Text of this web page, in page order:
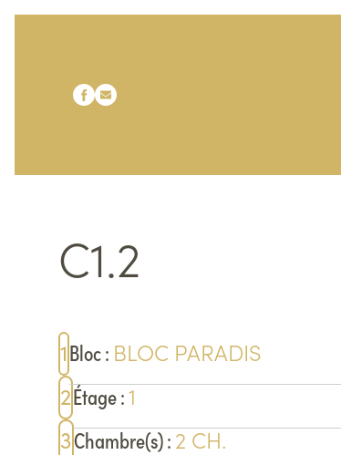
Notre page Facebook
Notre page Linkedin
C1.2
1Bloc: BLOC PARADIS
2Étage:1
3Chambre(s):2CH.